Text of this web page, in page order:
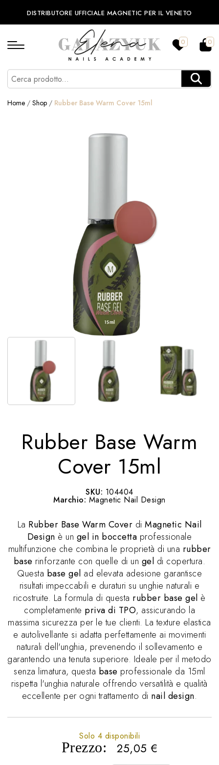
DISTRIBUTORE UFFICIALE MAGNETIC PER IL VENETO
0 0
Home / Shop / Rubber Base Warm Cover 15ml
Rubber Base Warm
Cover 15ml
SKU: 104404
Marchio: Magnetic Nail Design
La Rubber Base Warm Cover di Magnetic Nail
Design è un gel in boccetta professionale
multifunzione che combina le proprietà di una rubber
base rinforzante con quelle di un gel di copertura.
Questa base gel ad elevata adesione garantisce
risultati impeccabili e duraturi su unghie naturali e
ricostruite. La formula di questa rubber base gel è
completamente priva di TPO, assicurando la
massima sicurezza per le tue clienti. La texture elastica
e autolivellante si adatta perfettamente ai movimenti
naturali dell'unghia, prevenendo il sollevamento e
garantendo una tenuta superiore. Ideale per il metodo
senza limatura, questa base professionale da 15ml
rispetta l'unghia naturale offrendo versatilità e qualità
eccellente per ogni trattamento di nail design.
Prezzo: 25,05 €
Solo 4 disponibili